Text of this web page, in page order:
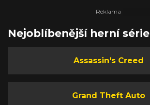
Nejoblíbenější herní série
Assassin's Creed
Grand Theft Auto